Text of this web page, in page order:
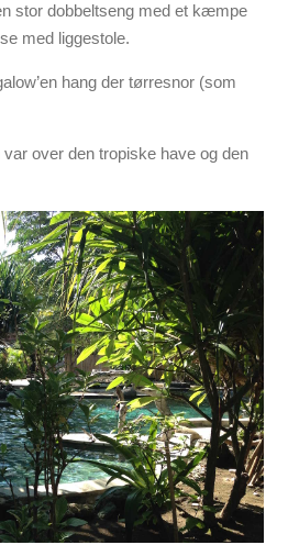
stor dobbeltseng med et kæmpe
med liggestole.
hang der tørresnor (som
var over den tropiske have og den